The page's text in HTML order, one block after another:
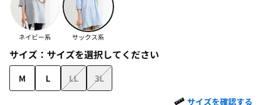
ネイビー系 サックス系
サイズ： サイズを選択してください
M L LL
3L
サイズを確認する